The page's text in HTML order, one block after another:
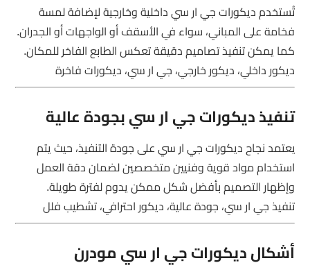
تُستخدم ديكورات جي ار سي داخلية وخارجية لإضافة لمسة
فخامة على المباني، سواء في الأسقف أو الواجهات أو الجدران.
كما يمكن تنفيذ تصاميم دقيقة تعكس الطابع الفاخر للمكان.
ديكور داخلي، ديكور خارجي، جي ار سي، ديكورات فاخرة
تنفيذ ديكورات جي ار سي بجودة عالية
يعتمد نجاح ديكورات جي ار سي على جودة التنفيذ، حيث يتم
استخدام مواد قوية وفنيين متخصصين لضمان دقة العمل
وإظهار التصميم بأفضل شكل ممكن يدوم لفترة طويلة.
تنفيذ جي ار سي، جودة عالية، ديكور احترافي، تشطيب فلل
أشكال ديكورات جي ار سي مودرن